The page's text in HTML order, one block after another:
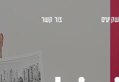
צור קשר